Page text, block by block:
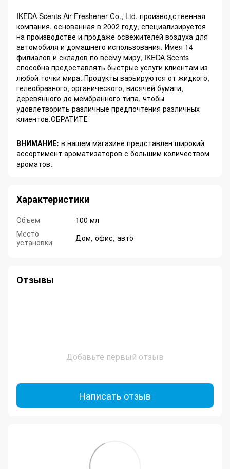
IKEDA Scents Air Freshener Co., Ltd, производственная
компания, основанная в 2002 году, специализируется
на производстве и продаже освежителей воздуха для
автомобиля и домашнего использования. Имея 14
филиалов и складов по всему миру, IKEDA Scents
способна предоставлять быстрые услуги клиентам из
любой точки мира. Продукты варьируются от жидкого,
гелеобразного, органического, висячей бумаги,
деревянного до мембранного типа, чтобы
удовлетворить различные предпочтения различных
клиентов.ОБРАТИТЕ
ВНИМАНИЕ: в нашем магазине представлен широкий
ассортимент ароматизаторов с большим количеством
ароматов.
Характеристики
Объем
100 мл
Место
установки
Дом, офис, авто
Отзывы
Добавьте первый отзыв
Написать отзыв